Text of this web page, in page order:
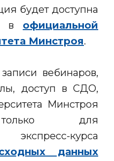
будет доступна
в официальной
Минстроя.
вебинаров,
доступ в СДО,
Минстроя
для
курса
данных